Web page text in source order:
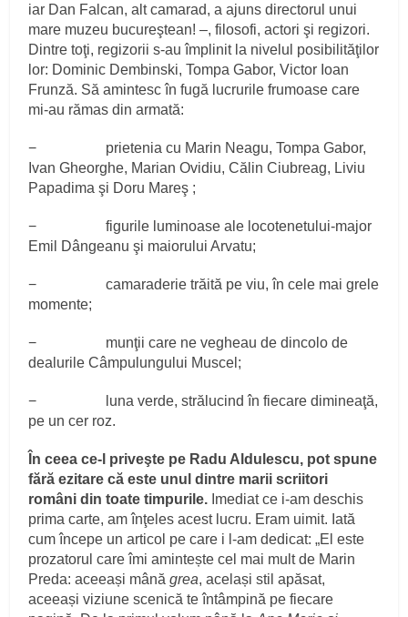
iar Dan Falcan, alt camarad, a ajuns directorul unui
mare muzeu bucureştean! –, filosofi, actori şi regizori.
Dintre toţi, regizorii s-au împlinit la nivelul posibilităţilor
lor: Dominic Dembinski, Tompa Gabor, Victor Ioan
Frunză. Să amintesc în fugă lucrurile frumoase care
mi-au rămas din armată:
− prietenia cu Marin Neagu, Tompa Gabor,
Ivan Gheorghe, Marian Ovidiu, Călin Ciubreag, Liviu
Papadima şi Doru Mareş ;
− figurile luminoase ale locotenetului-major
Emil Dângeanu şi maiorului Arvatu;
− camaraderie trăită pe viu, în cele mai grele
momente;
− munţii care ne vegheau de dincolo de
dealurile Câmpulungului Muscel;
− luna verde, strălucind în fiecare dimineaţă,
pe un cer roz.
În ceea ce-l priveşte pe Radu Aldulescu, pot spune
fără ezitare că este unul dintre marii scriitori
români din toate timpurile. Imediat ce i-am deschis
prima carte, am înţeles acest lucru. Eram uimit. Iată
cum începe un articol pe care i l-am dedicat: „El este
prozatorul care îmi amintește cel mai mult de Marin
Preda: aceeași mânăgrea, același stil apăsat,
aceeași viziune scenică te întâmpină pe fiecare